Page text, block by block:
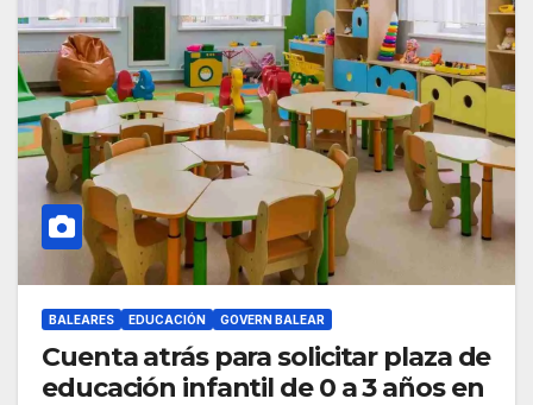
BALEARES EDUCACIÓN GOVERN BALEAR
Cuenta atrás para solicitar plaza de
educación infantil de 0 a 3 años en